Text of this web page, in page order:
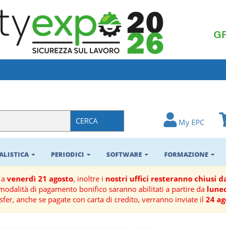
CERCA My EPC
PERIODICI SOFTWARE FORMAZIONE
venerdì 21 agosto, inoltre i nostri uffici resteranno chiusi
di pagamento bonifico saranno abilitati a partire da
anche se pagate con carta di credito, verranno inviate il 24